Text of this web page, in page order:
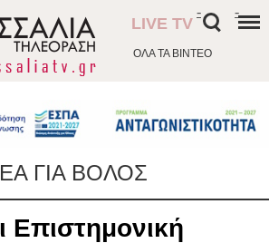
ΟΛΑ ΤΑ ΒΙΝΤΕΟ
LIVE TV
- -
ΓΙΑ ΒΟΛΟΣ
Επιστημονική